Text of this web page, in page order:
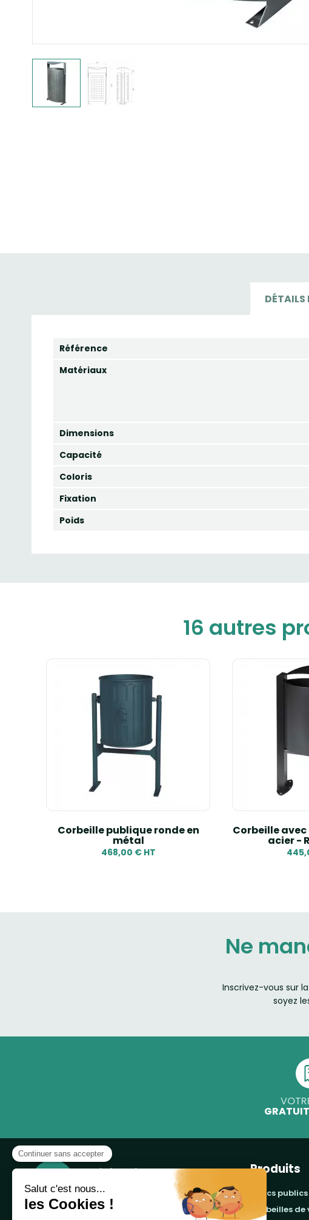
DÉTAILS
Référence
Matériaux
Dimensions
Capacité
Coloris
Fixation
Poids
16 autres
Corbeille publique ronde en
métal
468,00 € HT
Corbeille
acier -
Ne
Inscrivez-vous sur
soyez
Produits
bancs publics
corbeilles